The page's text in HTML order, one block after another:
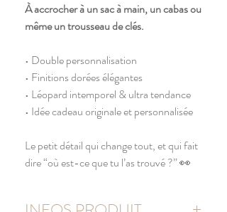
À accrocher à un sac à main, un cabas ou
même un trousseau de clés.
• Double personnalisation
• Finitions dorées élégantes
• Léopard intemporel & ultra tendance
• Idée cadeau originale et personnalisée
Le petit détail qui change tout, et qui fait
dire “où est-ce que tu l’as trouvé ?” 👀